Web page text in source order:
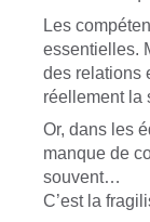
Les
essentielles.
des relations
réellement la
Or, dans les
manque de
souvent…
C’est la